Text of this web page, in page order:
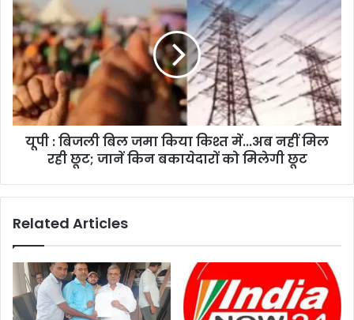
यूपी : बिजली बिल जमा किया किश्त में...अब नहीं मिल
रही छूट; जानें किन बकायेदारों को मिलेगी छूट
Related Articles